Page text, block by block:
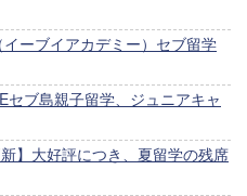
ーブイアカデミー）セブ留学
セブ島親子留学、ジュニアキャ
新】大好評につき、夏留学の残席